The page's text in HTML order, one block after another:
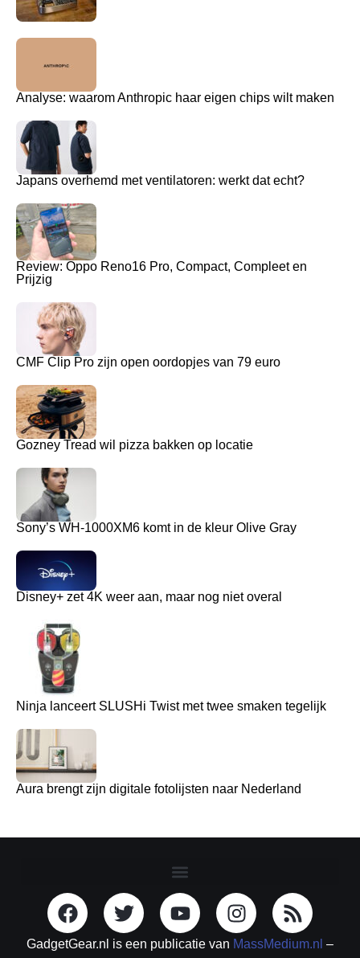
Analyse: waarom Anthropic haar eigen chips wilt maken
Japans overhemd met ventilatoren: werkt dat echt?
Review: Oppo Reno16 Pro, Compact, Compleet en
Prijzig
CMF Clip Pro zijn open oordopjes van 79 euro
Gozney Tread wil pizza bakken op locatie
Sony’s WH-1000XM6 komt in de kleur Olive Gray
Disney+ zet 4K weer aan, maar nog niet overal
Ninja lanceert SLUSHi Twist met twee smaken tegelijk
Aura brengt zijn digitale fotolijsten naar Nederland
GadgetGear.nl is een publicatie van MassMedium.nl –